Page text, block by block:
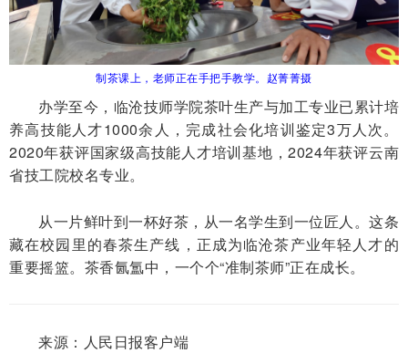
制茶课上，老师正在手把手教学。赵菁菁摄
办学至今，临沧技师学院茶叶生产与加工专业已累计培
养高技能人才1000余人，完成社会化培训鉴定3万人次。
2020年获评国家级高技能人才培训基地，2024年获评云南
省技工院校名专业。
从一片鲜叶到一杯好茶，从一名学生到一位匠人。这条
藏在校园里的春茶生产线，正成为临沧茶产业年轻人才的
重要摇篮。茶香氤氲中，一个个“准制茶师”正在成长。
来源：人民日报客户端